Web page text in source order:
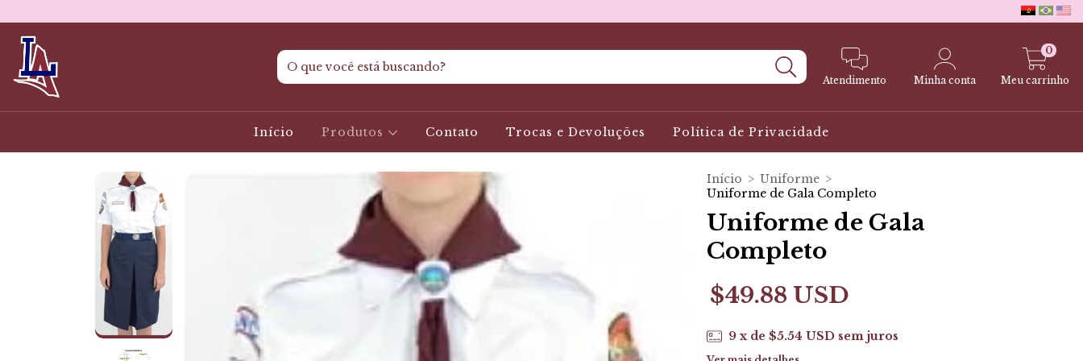
Atendimento Minha conta Meu carrinho
0
Início Produtos Contato Trocas e Devoluções Política de Privacidade
Início > Uniforme >
Uniforme de Gala Completo
Uniforme de Gala
Completo
$49.88 USD
9 x de $5.54 USD sem juros